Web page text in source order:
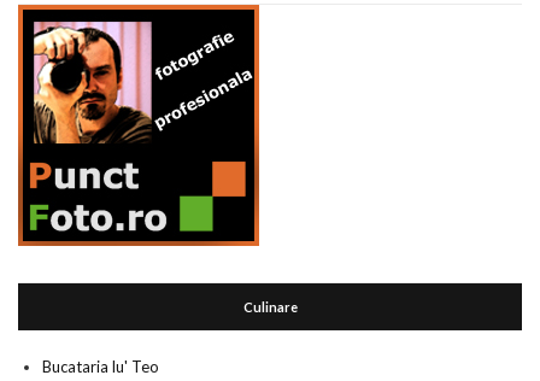
Culinare
Bucataria lu' Teo